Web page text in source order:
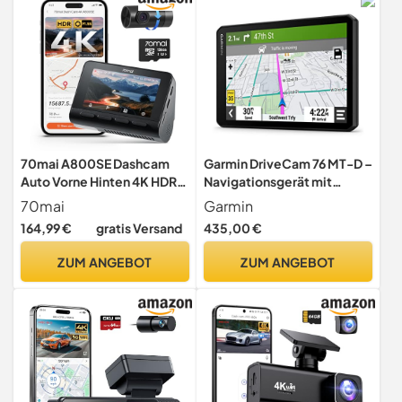
70mai A800SE Dashcam
Auto Vorne Hinten 4K HDR
2160P+1080P mit 128GB SD
Karte, Dual Autokamera 3"
IPS, F1.55 Blende
Notfall-Voraufzeichnung,
512GB
70mai
164,99 € gratis Versand
ZUM ANGEBOT
Garmin DriveCam 76 MT-D –
Navigationsgerät mit
integrierter Dashcam,
Kollisionswarner und
Spurhalteassistent. 6,95
3D-EU-Karten mit
Verkehrsinfos in Echtzeit
Garmin
435,00 €
ZUM ANGEBOT